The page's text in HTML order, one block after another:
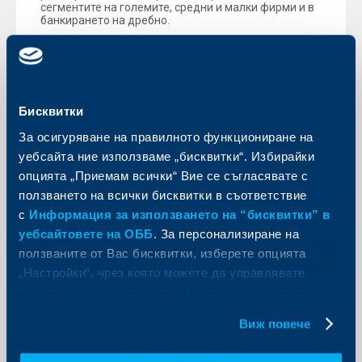
Бисквитки
За осигуряване на правилното функциониране на
уебсайта ние използваме „бисквитки“. Избирайки
опцията „Приемам всички“ Вие се съгласявате с
ползването на всички бисквитки в съответствие
с Информация за използването на “бисквитки” в
уебсайтовете на ОББ. За персонализиране на
ползваните от Вас бисквитки, изберете опцията
„Настройки“, чрез която можете да управлявате
Виж повече
сегментите на големите, средни и малки фирми и в
банкирането на дребно.
KBC Банк
Райфайзенбанк (България) ЕАД
подкрепя развитието на малкия и
средния бизнес в България
16 януари 2004
Съвместна прес конференция на Райфайзенбанк
(България) ЕАД и Министерството на икономиката